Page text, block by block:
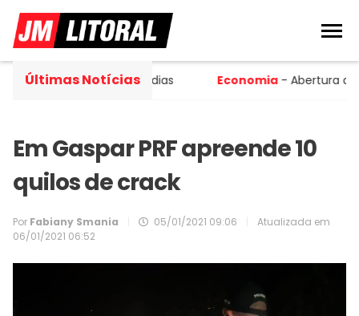
Últimas Notícias
Camboriú por 120 dias Economia- Abertura de
Em Gaspar PRF apreende 10
quilos de crack
Por Fabiany Smania 05/01/2021 09:06
Atualizada em
06/01/2021 06:52